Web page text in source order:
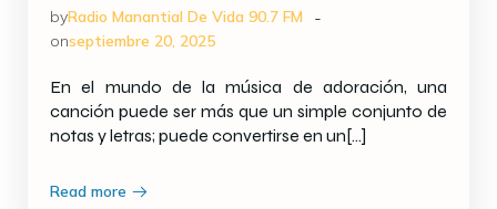
byRadio Manantial De Vida 90.7 FM -
onseptiembre 20, 2025
En el mundo de la música de adoración, una
canción puede ser más que un simple conjunto de
notas y letras; puede convertirse en un[…]
Read more